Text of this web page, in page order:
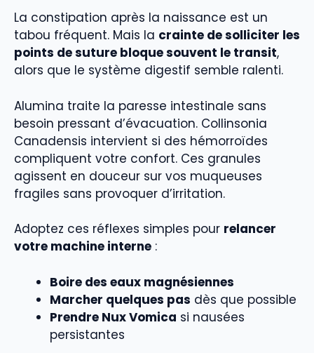
La constipation après la naissance est un
tabou fréquent. Mais la crainte de solliciter les
points de suture bloque souvent le transit,
alors que le système digestif semble ralenti.
Alumina traite la paresse intestinale sans
besoin pressant d’évacuation. Collinsonia
Canadensis intervient si des hémorroïdes
compliquent votre confort. Ces granules
agissent en douceur sur vos muqueuses
fragiles sans provoquer d’irritation.
Adoptez ces réflexes simples pour relancer
votre machine interne :
Boire des eaux magnésiennes
Marcher quelques pas dès que possible
Prendre Nux Vomica si nausées
persistantes